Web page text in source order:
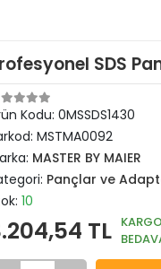
SDS
Kodu: 0MSSDS1430
MSTMA0092
MASTER BY MAIER
Pançlar ve
10
TL KARGO